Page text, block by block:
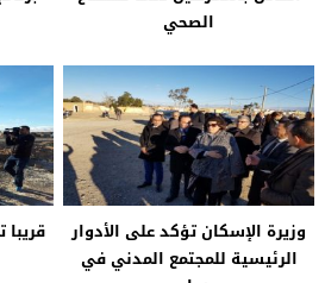
وزيرة الإسكان تؤكد على الأدوار
الرئيسية للمجتمع المدني في
دوار...